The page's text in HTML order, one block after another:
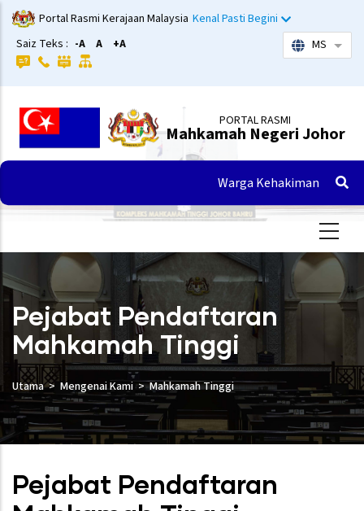
Langkau
ke
kandungan
utama
Portal Rasmi Kerajaan Malaysia Kenal Pasti Begini
Saiz Teks : -A A +A MS
PORTAL RASMI
Mahkamah Negeri Johor
Warga Kehakiman
Pejabat Pendaftaran
Mahkamah Tinggi
Utama Mengenai Kami Mahkamah Tinggi
Pejabat Pendaftaran